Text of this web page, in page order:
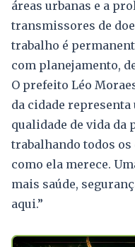
áreas urbanas e a
transmissores de
trabalho é
com planejamento,
O prefeito Léo
da cidade
qualidade de vida da
trabalhando todos
como ela merece.
mais saúde,
aqui.”